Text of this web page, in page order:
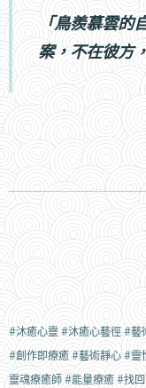
「鳥羨慕雲的
案，不在彼方
#沐癒心靈 #沐癒心藝徑 #藝
#創作即療癒 #藝術靜心 #靈
靈魂療癒師 #能量療癒 #找